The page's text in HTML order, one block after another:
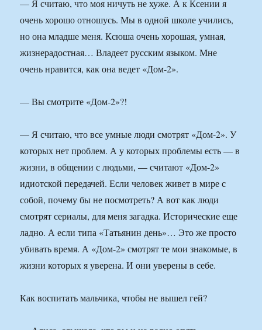
— Я считаю, что моя ничуть не хуже. А к Ксении я
очень хорошо отношусь. Мы в одной школе учились,
но она младше меня. Ксюша очень хорошая, умная,
жизнерадостная… Владеет русским языком. Мне
очень нравится, как она ведет «Дом-2».
— Вы смотрите «Дом-2»?!
— Я считаю, что все умные люди смотрят «Дом-2». У
которых нет проблем. А у которых проблемы есть — в
жизни, в общении с людьми, — считают «Дом-2»
идиотской передачей. Если человек живет в мире с
собой, почему бы не посмотреть? А вот как люди
смотрят сериалы, для меня загадка. Исторические еще
ладно. А если типа «Татьянин день»… Это же просто
убивать время. А «Дом-2» смотрят те мои знакомые, в
жизни которых я уверена. И они уверены в себе.
Как воспитать мальчика, чтобы не вышел гей?